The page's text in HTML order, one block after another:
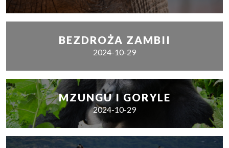
BEZDROŻA ZAMBII
2024-10-29
MZUNGU I GORYLE
2024-10-29